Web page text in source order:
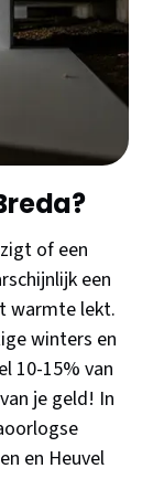
van €8-12
vaak €500-
of een
een
warmte lekt.
winters en
10-15% van
je geld! In
en Heuvel